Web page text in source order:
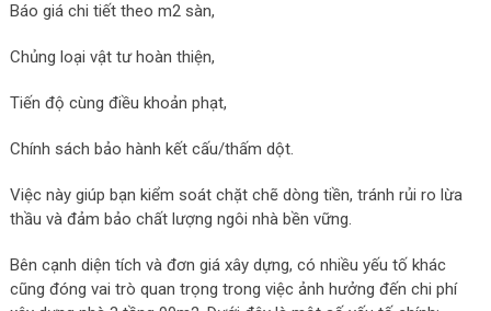
Báo giá chi tiết theo m2 sàn,
Chủng loại vật tư hoàn thiện,
Tiến độ cùng điều khoản phạt,
Chính sách bảo hành kết cấu/thấm dột.
Việc này giúp bạn kiểm soát chặt chẽ dòng tiền, tránh rủi ro lừa
thầu và đảm bảo chất lượng ngôi nhà bền vững.
Bên cạnh diện tích và đơn giá xây dựng, có nhiều yếu tố khác
cũng đóng vai trò quan trọng trong việc ảnh hưởng đến chi phí